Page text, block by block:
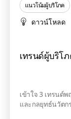
แนวโน้มผู้บริโภค
ดาวน์โหลด
เทรนด์ผู้บริโ
เข้าใจ 3 เทรนด์
และกลยุทธ์นวัตก